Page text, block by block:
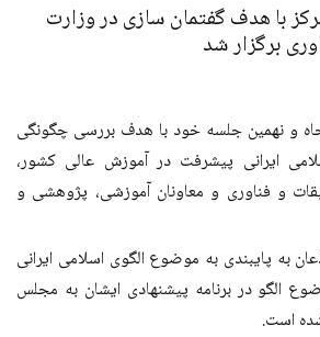
با هدف گفتمان سازی در وزارت
برگزار شد
و نهمین جلسه خود با هدف بررسی چگونگی
ایرانی پیشرفت در آموزش عالی کشور،
و فناوری و معاونان آموزشی، پژوهشی و
به پایبندی به موضوع الگوی اسلامی ایرانی
الگو در برنامه پیشنهادی ایشان به مجلس
است.